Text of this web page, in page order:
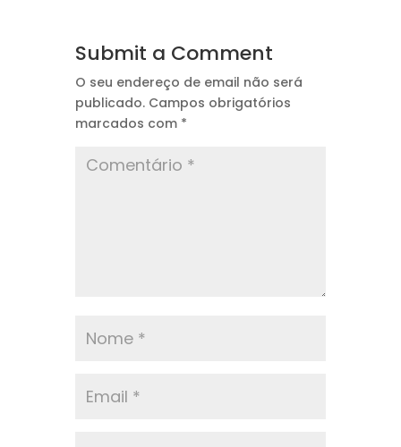
Submit a Comment
O seu endereço de email não será
publicado. Campos obrigatórios
marcados com *